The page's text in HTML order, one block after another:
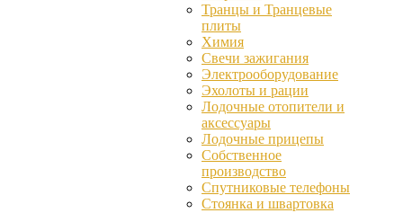
Транцы и Транцевые
плиты
Химия
Свечи зажигания
Электрооборудование
Эхолоты и рации
Лодочные отопители и
аксессуары
Лодочные прицепы
Собственное
производство
Спутниковые телефоны
Стоянка и швартовка